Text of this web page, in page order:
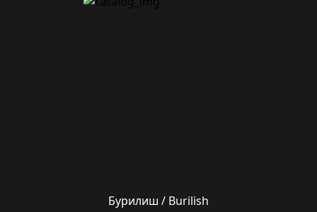
Бурилиш / Burilish